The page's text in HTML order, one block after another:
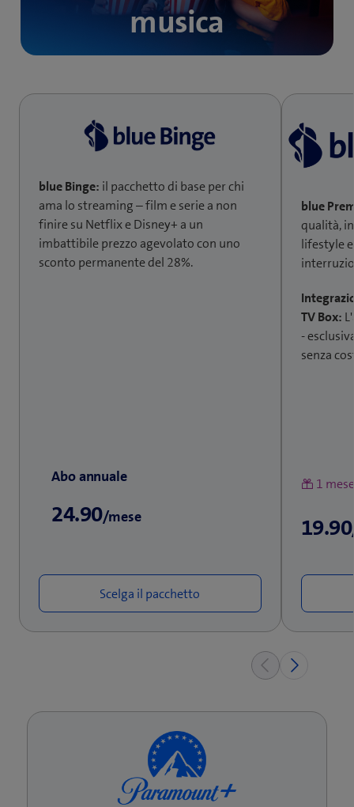
musica
blue Binge: il pacchetto di base per chi
ama lo streaming – film e serie a non
finire su Netflix e Disney+ a un
imbattibile prezzo agevolato con uno
sconto permanente del 28%.
Abo annuale
24.90/mese
Scelga il pacchetto
blue
qualità,
lifestyle
TV Box:
-
senza
1
19.90